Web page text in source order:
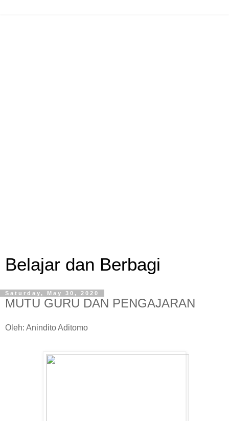
Belajar dan Berbagi
Saturday, May 30, 2020
MUTU GURU DAN PENGAJARAN
Oleh: Anindito Aditomo